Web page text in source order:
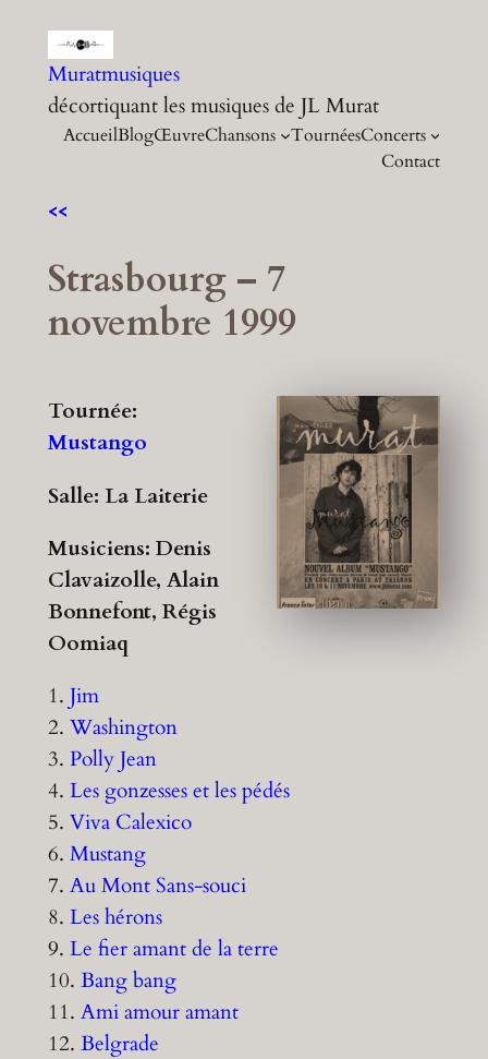
contenu
Muratmusiques
décortiquant les musiques de JL Murat
AccueilBlogŒuvreChansons TournéesConcerts
Contact
<<
Strasbourg – 7
novembre 1999
Tournée:
Mustango
Salle: La Laiterie
Musiciens: Denis
Clavaizolle, Alain
Bonnefont, Régis
Oomiaq
1. Jim
2. Washington
3. Polly Jean
4. Les gonzesses et les pédés
5. Viva Calexico
6. Mustang
7. Au Mont Sans-souci
8. Les hérons
9. Le fier amant de la terre
10. Bang bang
11. Ami amour amant
12. Belgrade